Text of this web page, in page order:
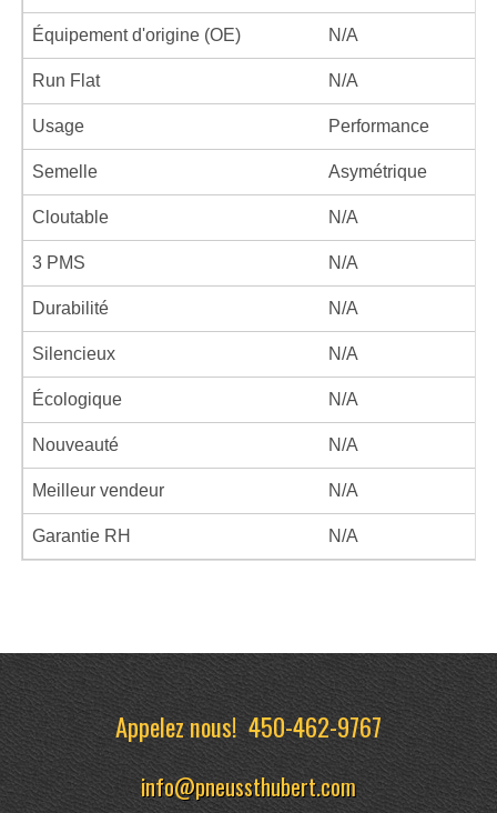
Équipement d'origine (OE) N/A
Run Flat N/A
Usage Performance
Semelle Asymétrique
Cloutable N/A
3 PMS N/A
Durabilité N/A
Silencieux N/A
Écologique N/A
Nouveauté N/A
Meilleur vendeur N/A
Garantie RH N/A
Appelez nous!450-462-9767
info@pneussthubert.com